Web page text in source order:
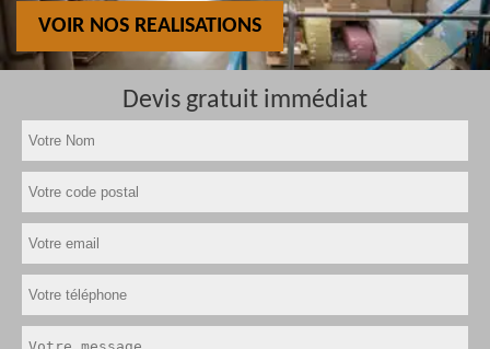
VOIR NOS REALISATIONS
Devis gratuit immédiat